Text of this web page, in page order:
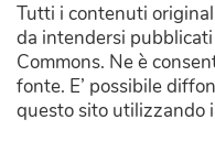
Tutti i contenuti
da intendersi
Commons. Ne è
fonte. E’ possibile
questo sito utilizzando